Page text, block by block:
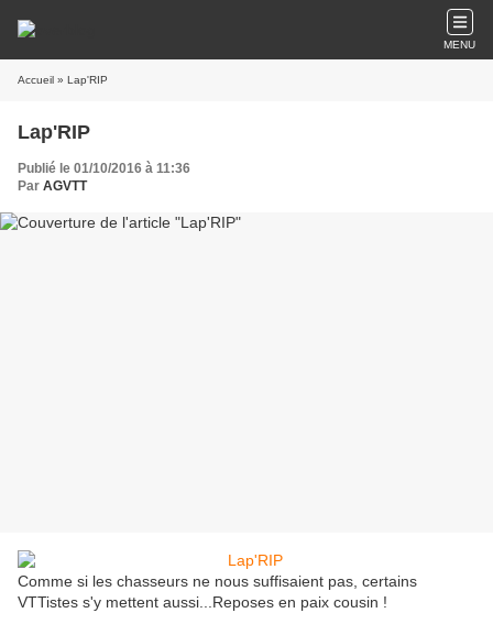
MENU
Accueil » Lap'RIP
Lap'RIP
Publié le 01/10/2016 à 11:36
Par AGVTT
Comme si les chasseurs ne nous suffisaient pas, certains
VTTistes s'y mettent aussi...Reposes en paix​ cousin !